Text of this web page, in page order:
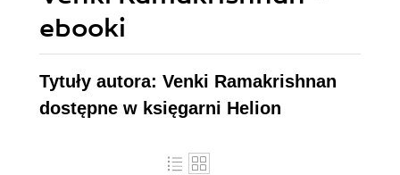
ebooki
Tytuły autora: Venki Ramakrishnan
dostępne w księgarni Helion